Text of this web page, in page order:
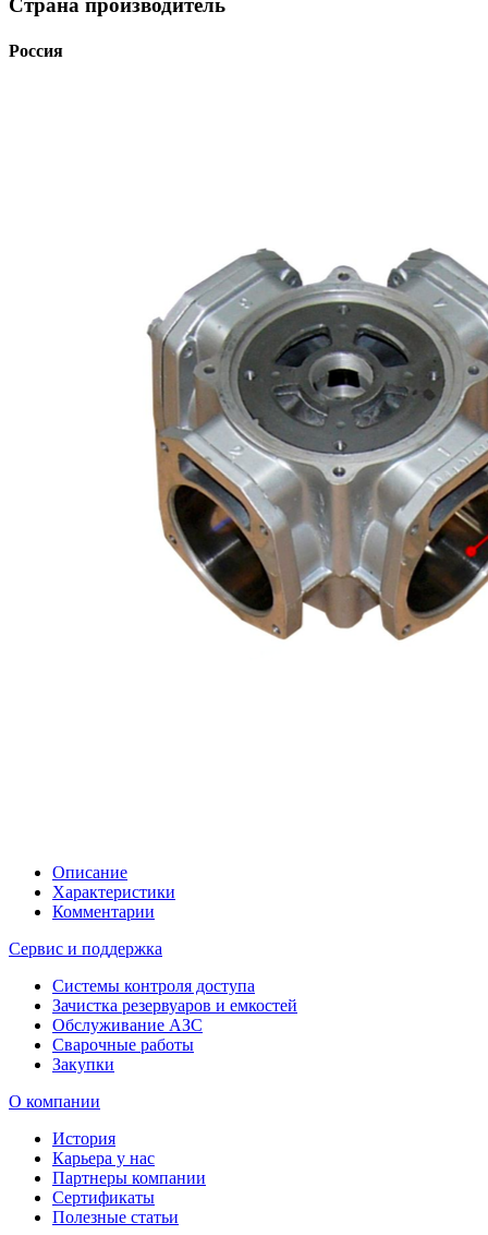
Страна производитель
Россия
Описание
Характеристики
Комментарии
Сервис и поддержка
Системы контроля доступа
Зачистка резервуаров и емкостей
Обслуживание АЗС
Сварочные работы
Закупки
О компании
История
Карьера у нас
Партнеры компании
Сертификаты
Полезные статьи